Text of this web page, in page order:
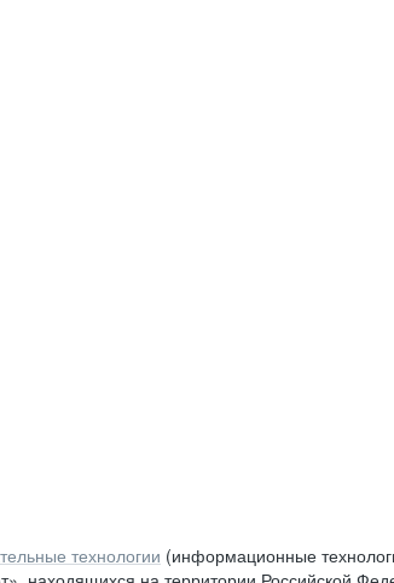
технологии (информационные